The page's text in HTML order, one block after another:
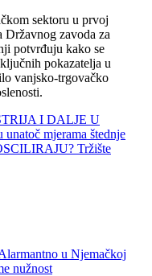
sektoru u prvoj
Državnog zavoda za
potvrđuju kako se
pokazatelja u
vanjsko-trgovačko
I DALJE U
mjerama štednje
Tržište
u Njemačkoj
nužnost